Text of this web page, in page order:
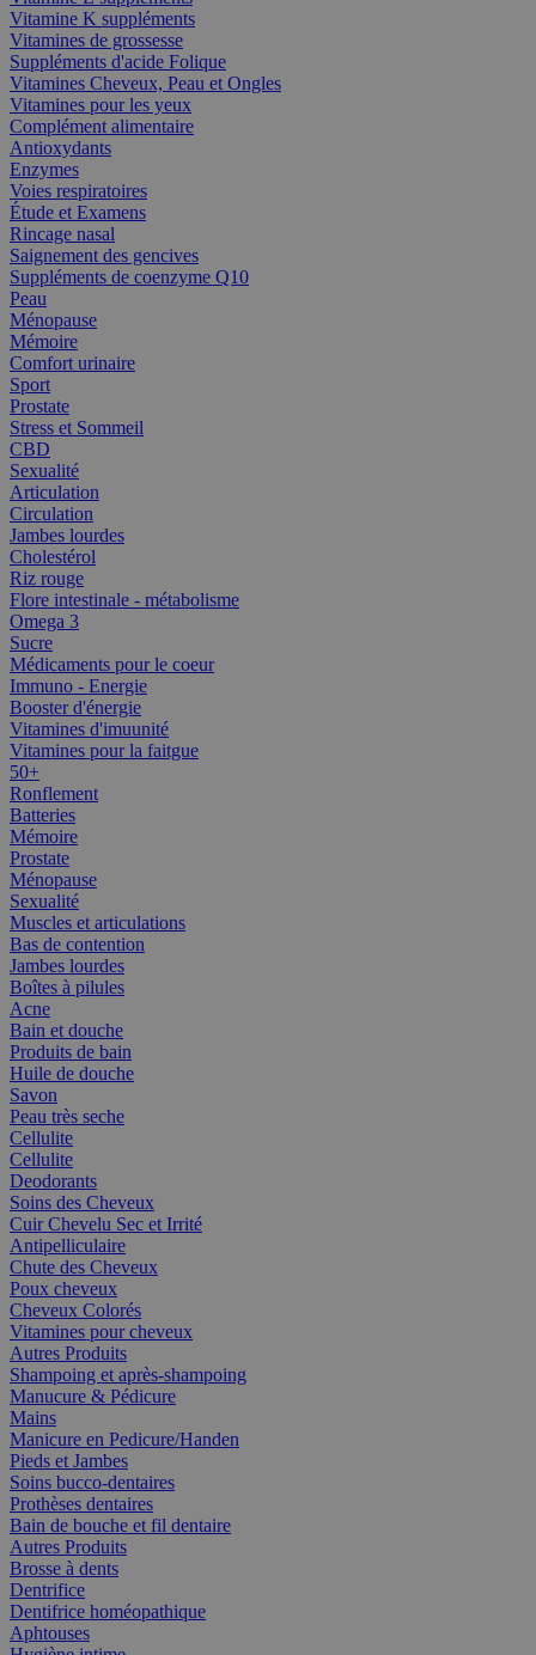
Vitamine K suppléments
Vitamines de grossesse
Suppléments d'acide Folique
Vitamines Cheveux, Peau et Ongles
Vitamines pour les yeux
Complément alimentaire
Antioxydants
Enzymes
Voies respiratoires
Étude et Examens
Rincage nasal
Saignement des gencives
Suppléments de coenzyme Q10
Peau
Ménopause
Mémoire
Comfort urinaire
Sport
Prostate
Stress et Sommeil
CBD
Sexualité
Articulation
Circulation
Jambes lourdes
Cholestérol
Riz rouge
Flore intestinale - métabolisme
Omega 3
Sucre
Médicaments pour le coeur
Immuno - Energie
Booster d'énergie
Vitamines d'imuunité
Vitamines pour la faitgue
50+
Ronflement
Batteries
Mémoire
Prostate
Ménopause
Sexualité
Muscles et articulations
Bas de contention
Jambes lourdes
Boîtes à pilules
Acne
Bain et douche
Produits de bain
Huile de douche
Savon
Peau très seche
Cellulite
Cellulite
Deodorants
Soins des Cheveux
Cuir Chevelu Sec et Irrité
Antipelliculaire
Chute des Cheveux
Poux cheveux
Cheveux Colorés
Vitamines pour cheveux
Autres Produits
Shampoing et après-shampoing
Manucure & Pédicure
Mains
Manicure en Pedicure/Handen
Pieds et Jambes
Soins bucco-dentaires
Prothèses dentaires
Bain de bouche et fil dentaire
Autres Produits
Brosse à dents
Dentrifice
Dentifrice homéopathique
Aphtouses